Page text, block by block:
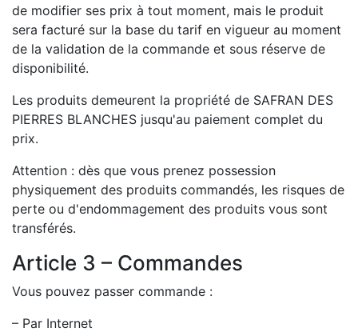
de modifier ses prix à tout moment, mais le produit
sera facturé sur la base du tarif en vigueur au moment
de la validation de la commande et sous réserve de
disponibilité.
Les produits demeurent la propriété de SAFRAN DES
PIERRES BLANCHES jusqu'au paiement complet du
prix.
Attention : dès que vous prenez possession
physiquement des produits commandés, les risques de
perte ou d'endommagement des produits vous sont
transférés.
Article 3 – Commandes
Vous pouvez passer commande :
– Par Internet